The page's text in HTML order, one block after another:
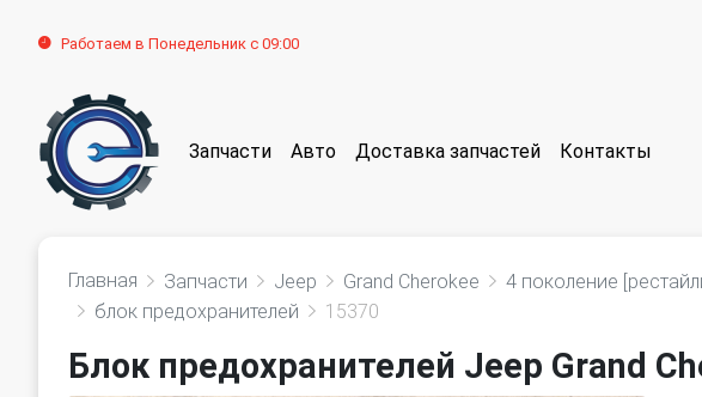
Работаем в Понедельник с 09:00
Запчасти Авто Доставка запчастей Контакты
Главная Запчасти Jeep Grand Cherokee
4 поколение
блок предохранителей
15370
Блок предохранителей Jeep Grand